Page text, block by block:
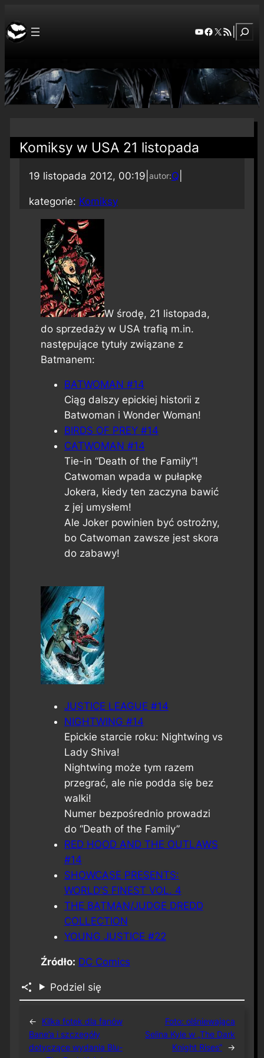
YouTube
Facebook
X RSS Feed
Komiksy w USA 21 listopada
19 listopada 2012, 00:19 autor:Q
kategorie: Komiksy
W środę, 21 listopada,
do sprzedaży w USA trafią m.in.
następujące tytuły związane z
Batmanem:
BATWOMAN #14
Ciąg dalszy epickiej historii z
Batwoman i Wonder Woman!
BIRDS OF PREY #14
CATWOMAN #14
Tie-in “Death of the Family”!
Catwoman wpada w pułapkę
Jokera, kiedy ten zaczyna bawić
z jej umysłem!
Ale Joker powinien być ostrożny,
bo Catwoman zawsze jest skora
do zabawy!
JUSTICE LEAGUE #14
NIGHTWING #14
Epickie starcie roku: Nightwing vs
Lady Shiva!
Nightwing może tym razem
przegrać, ale nie podda się bez
walki!
Numer bezpośrednio prowadzi
do “Death of the Family”
RED HOOD AND THE OUTLAWS
#14
SHOWCASE PRESENTS:
WORLD’S FINEST VOL. 4
THE BATMAN/JUDGE DREDD
COLLECTION
YOUNG JUSTICE #22
Źródło: DC Comics
Podziel się
←
Kilka fotek dla fanów
Bane’a i szczegóły
dotyczące wydania Blu-
Foto: olśniewająca
Selina Kyle w „The Dark
Knight Rises” →